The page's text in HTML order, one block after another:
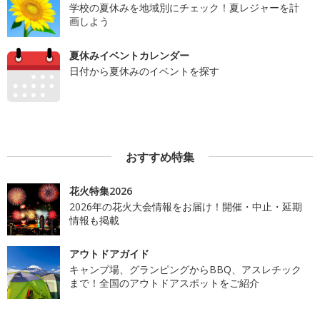
学校の夏休みを地域別にチェック！夏レジャーを計
画しよう
夏休みイベントカレンダー
日付から夏休みのイベントを探す
おすすめ特集
花火特集2026
2026年の花火大会情報をお届け！開催・中止・延期
情報も掲載
アウトドアガイド
キャンプ場、グランピングからBBQ、アスレチック
まで！全国のアウトドアスポットをご紹介